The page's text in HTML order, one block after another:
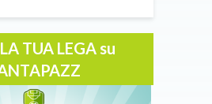
TUA LEGA su